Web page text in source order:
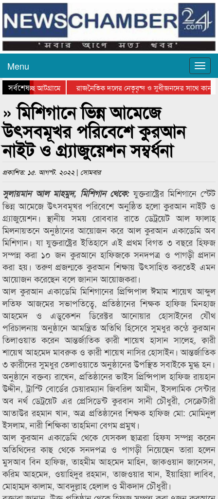
Menu
সর্বশেষ
হচ্ছে আটগ্রামে
রাজনৈতিক দলের নেতৃবৃন্দ ও সুধীজনদের সাথে
পুরস্কার বিতরণ সম্পন্ন
সিলেটে বাংলাদেশ গ্রুপ থিয়েটার ফেডারেশানের
» মিশিগানে ভিন্ন আমেজে
উৎসবমূখর পরিবেশে কুরআন
নাইট ও গ্র্যাজুয়েশন সম্বর্ধনা
প্রকাশিত: ১৫. আগস্ট. ২০২২ | সোমবার
সুলায়মান আল মাহমুদ, মিশিগান থেকে: যুক্তরাষ্ট্রের মিশিগানে স্টেট
ভিন্ন আমেজে উৎসবমূখর পরিবেশে অনুষ্ঠিত হলো কুরআন নাইট ও
গ্র্যাজুয়েশন। স্থানীয় সময় রোববার রাতে ডেট্রয়েট আল ফালাহ
মিলনায়তনে অনুষ্ঠানের আয়োজন করে আল কুরআন একাডেমি অব
মিশিগান। যা যুক্তরাষ্ট্রের ইতিহাসে এই প্রথম বিগত ৩ বছরে হিফজ
সম্পন্ন করা ১০ জন কুরআনে হাফিজকে সনদপত্র ও পাগড়ী প্রদান
করা হয়। তরুণ প্রজন্মকে কুরআন শিক্ষায় উৎসাহিত করতেই এমন
আয়োজন করেছেন বলে জানান আয়োজকরা।
আল কুরআন একাডেমি মিশিগানের প্রিন্সিপাল ঈমাম শায়েখ আব্দুল
লতিফ আজমের সভাপতিত্বে, প্রতিষ্ঠানের শিক্ষক হাফিজ মিনহাজ
আহমেদ ও এডুকেশন ডিরেক্টর আনোয়ার হোসাইনের যৌথ
পরিচালনায় অনুষ্ঠানে আমন্ত্রিত অতিথি হিসেবে সুমধুর কন্ঠে কুরআন
তিলাওয়াত করেন আন্তর্জাতিক ক্বারী শায়েখ হাসান সালেহ, ক্বারী
শায়েখ আহমেদ মাবরুক ও ক্বারী শায়েখ নাসির হোসাইন। আন্তর্জাতিক
৩ ক্বারীদের সুমধুর তেলাওয়াতে অনুষ্ঠানের উপস্থিত সবাইকে মুগ্ধ হন।
অনুষ্ঠানে বক্তব্য রাখেন, প্রতিষ্ঠানের ভাইস প্রিন্সিপাল হাফিজ রায়হান
উদ্দীন, ট্রাস্টি বোর্ডের চেয়ারম্যান জিবরিল আমীন, ইসলামিক সেন্টার
অব নর্থ ডেট্রয়েট এর প্রেসিডেন্ট কুরবান সানী চৌধুরী, সেক্রেটারী
আতাউর রহমান খান, অত্র প্রতিষ্ঠানের শিক্ষক হাফিজ মো: মোমিনুল
ইসলাম, নারী শিক্ষিকা তাহমিনা বেগম প্রমুখ।
আল কুরআন একাডেমি থেকে যেসকল ছাত্ররা হিফয সম্পন্ন করেন
অতিথিদের কাছ থেকে সনদপত্র ও পাগড়ী নিয়েছেন তারা হলেন
মুসআব বিন হাফিজ, তাহমীম আহমেদ মাহিন, জাকওয়ান জানেসন,
করিম আহমেদ, ওয়াহিদুর রহমান, তাজওয়ার খান, ইয়াহিয়া লাবিব,
মোহাম্মদ কালাম, আবদুল্লাহ হেলাল ও মীকদাদ চৌধুরী।